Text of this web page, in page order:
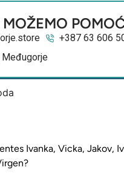
+387 63 606
Međugorje
Ivanka, Vicka, Jakov,